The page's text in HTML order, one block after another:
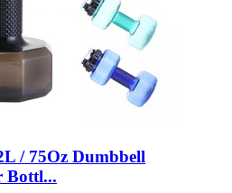
/ 75Oz Dumbbell
Bottl...